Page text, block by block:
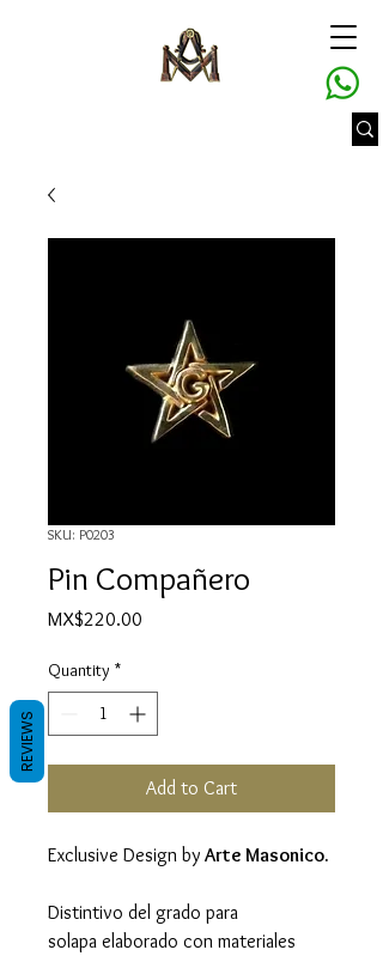
SKU: P0203
Pin Compañero
MX$220.00
Quantity *
Add to Cart
Exclusive Design by Arte Masonico.
Distintivo del grado para
solapa elaborado con materiales
REVIEWS